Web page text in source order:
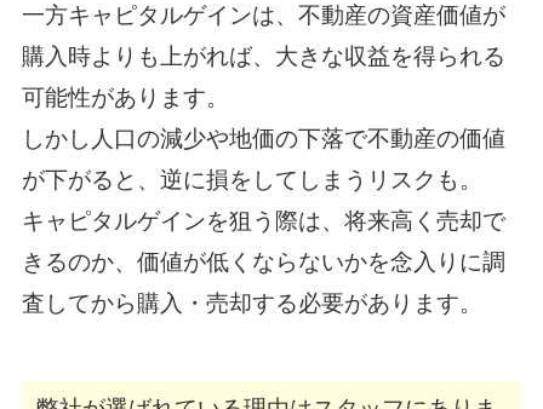
一方キャピタルゲインは、不動産の資産価値が
購入時よりも上がれば、大きな収益を得られる
可能性があります。
しかし人口の減少や地価の下落で不動産の価値
が下がると、逆に損をしてしまうリスクも。
キャピタルゲインを狙う際は、将来高く売却で
きるのか、価値が低くならないかを念入りに調
査してから購入・売却する必要があります。